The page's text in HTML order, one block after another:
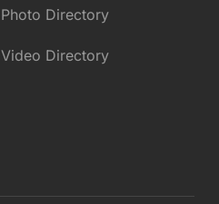
Photo Directory
Video Directory